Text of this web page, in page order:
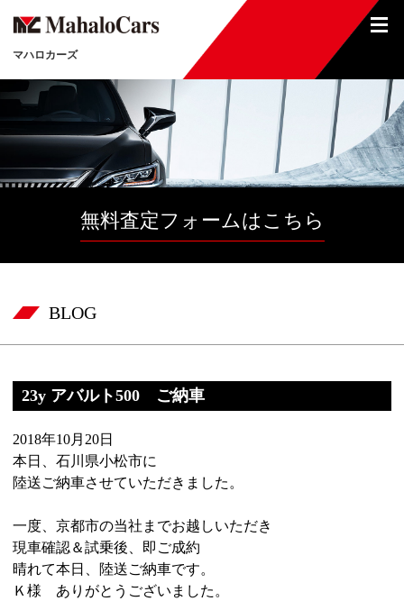
マハロカーズ
無料査定フォームはこちら
BLOG
23y アバルト500 ご納車
2018年10月20日
本日、石川県小松市に
陸送ご納車させていただきました。
一度、京都市の当社までお越しいただき
現車確認＆試乗後、即ご成約
晴れて本日、陸送ご納車です。
Ｋ様 ありがとうございました。